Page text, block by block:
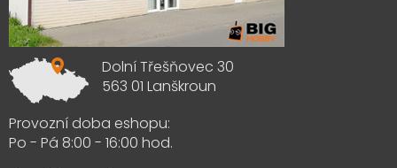
Dolní Třešňovec 30
563 01 Lanškroun
Provozní doba eshopu:
Po - Pá 8:00 - 16:00 hod.